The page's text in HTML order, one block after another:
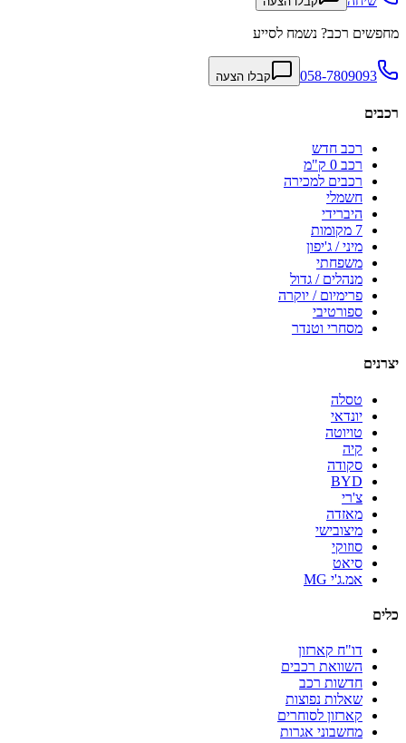
מחפשים רכב? נשמח לסייע
058-7809093 קבלו הצעה
רכבים
רכב חדש
רכב 0 ק"מ
רכבים למכירה
חשמלי
היברידי
7 מקומות
מיני / ג'יפון
משפחתי
מנהלים / גדול
פרימיום / יוקרה
ספורטיבי
מסחרי וטנדר
יצרנים
טסלה
יונדאי
טויוטה
קיה
סקודה
BYD
צ'רי
מאזדה
מיצובישי
סוזוקי
סיאט
אמ.ג'י MG
כלים
דו"ח קארזון
השוואת רכבים
חדשות רכב
שאלות נפוצות
קארזון לסוחרים
מחשבוני אגרות